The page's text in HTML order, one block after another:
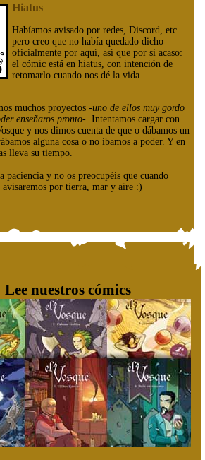
Hiatus
Habíamos avisado por redes, Discord, etc
pero creo que no había quedado dicho
oficialmente por aquí, así que por si acaso:
el cómic está en hiatus, con intención de
retomarlo cuando nos dé la vida.
muchos proyectos -uno de ellos muy gordo
enseñaros pronto-. Intentamos cargar con
y nos dimos cuenta de que o dábamos un
alguna cosa o no íbamos a poder. Y en
lleva su tiempo.
paciencia y no os preocupéis que cuando
por tierra, mar y aire :)
Lee nuestros cómics